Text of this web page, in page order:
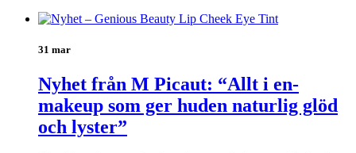
31 mar
Nyhet från M Picaut: “Allt i en-
makeup som ger huden naturlig glöd
och lyster”